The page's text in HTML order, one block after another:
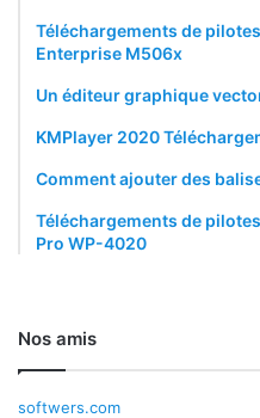
Téléchargements de
Enterprise M506x
Un éditeur graphique
KMPlayer 2020
Comment ajouter des
Téléchargements de
Pro WP-4020
Nos amis
softwers.com